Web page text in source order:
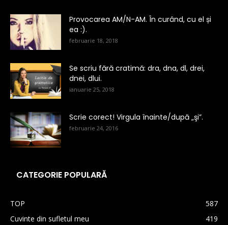
Provocarea AM/N-AM. În curând, cu el și
ea :).
februarie 18, 2018
Se scriu fără cratimă: dra, dna, dl, drei,
dnei, dlui.
ianuarie 25, 2018
Scrie corect! Virgula înainte/după „şi”.
februarie 24, 2016
CATEGORIE POPULARĂ
TOP
587
Cuvinte din sufletul meu
419